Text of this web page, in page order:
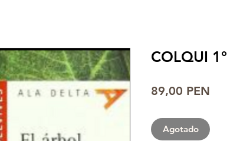
COLQUI 1°
89,00 PEN
Agotado